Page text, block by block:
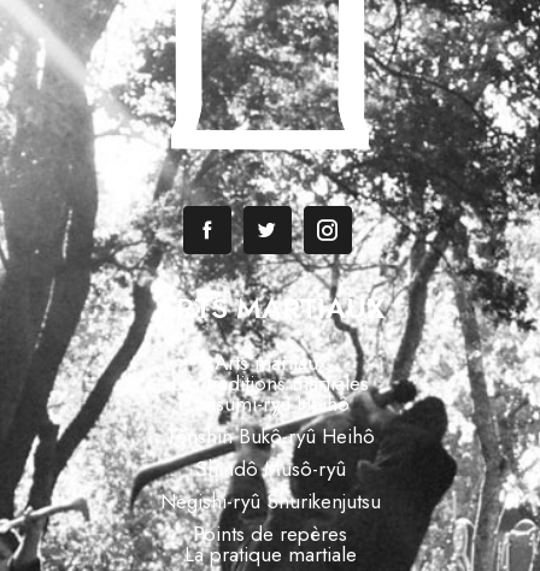
ARTS MARTIAUX
Arts martiaux
Les traditions martiales
Tatsumi-ryû Heihô
Tenshin Bukô-ryû Heihô
Shindô Musô-ryû
Negishi-ryû Shurikenjutsu
Points de repères
La pratique martiale